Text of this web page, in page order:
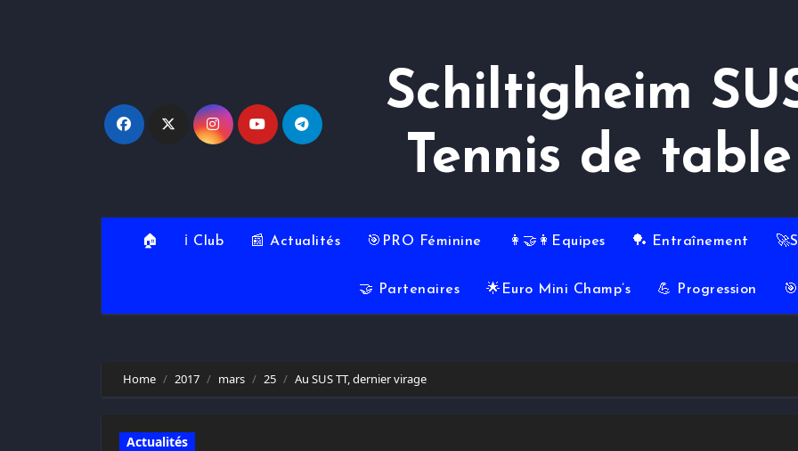
Schiltigheim
Tennis de table
🏠 ℹ️ Club 📰 Actualités 🎯PRO Féminine 👩‍🤝‍👩Equipes 🏓 Entraînement
🤝 Partenaires 🌟Euro Mini Champ’s 💪 Progression
Home 2017 mars 25 Au SUS TT, dernier virage
Actualités